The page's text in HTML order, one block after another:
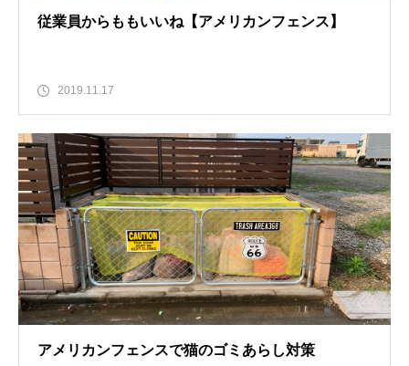
従業員からももいいね【アメリカンフェンス】
2019.11.17
アメリカンフェンスで猫のゴミあらし対策